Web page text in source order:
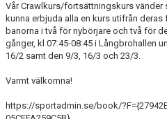
Vår Crawlkurs/fortsättningskurs vänder
kunna erbjuda alla en kurs utifrån
banorna i två för nybörjare och två för
gånger, kl 07:45-08:45 i Långbrohallen
16/2 samt den 9/3, 16/3 och 23/3.
Varmt välkomna!
https://sportadmin.se/book/